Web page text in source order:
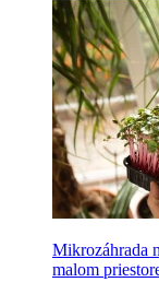
Mikrozáhrada
malom